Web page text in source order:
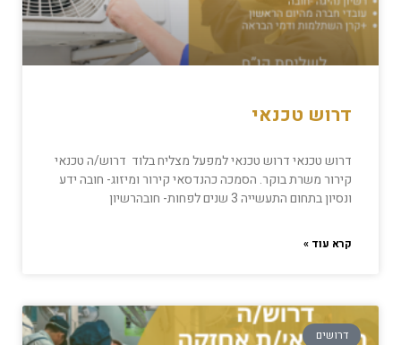
דרוש טכנאי
דרוש טכנאי דרוש טכנאי למפעל מצליח בלוד דרוש/ה טכנאי
קירור משרת בוקר. הסמכה כהנדסאי קירור ומיזוג- חובה ידע
ונסיון בתחום התעשייה 3 שנים לפחות- חובהרשיון
קרא עוד »
דרושים